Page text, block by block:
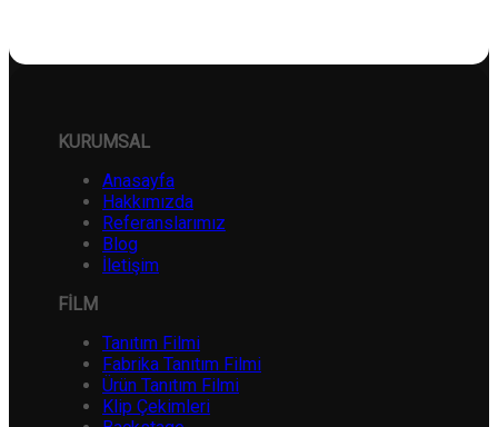
KURUMSAL
Anasayfa
Hakkımızda
Referanslarımız
Blog
İletişim
FİLM
Tanıtım Filmi
Fabrika Tanıtım Filmi
Ürün Tanıtım Filmi
Klip Çekimleri